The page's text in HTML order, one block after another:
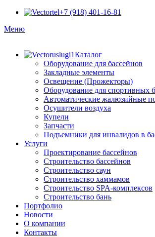
+7 (918) 401-16-81
Меню
Каталог
Оборудование для бассейнов
Закладные элементы
Освещение (Прожекторы)
Оборудование для спортивных
Автоматические жалюзийные
Осушители воздуха
Купели
Запчасти
Подъемники для инвалидов в
Услуги
Проектирование бассейнов
Строительство бассейнов
Строительство саун
Строительство хаммамов
Строительство SPA-комплексов
Строительство бань
Портфолио
Новости
O компании
Контакты